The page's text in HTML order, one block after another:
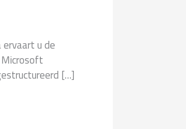
u de
Microsoft
[…]